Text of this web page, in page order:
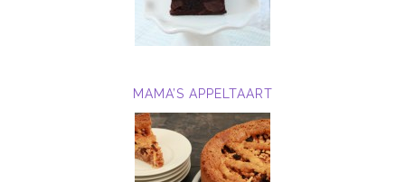
MAMA’S APPELTAART